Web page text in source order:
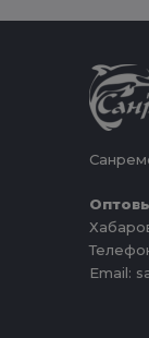
Email: